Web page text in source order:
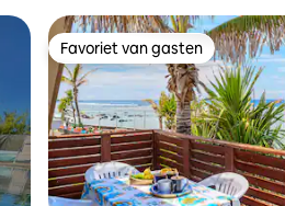
Favoriet van gasten
Favoriet van gasten